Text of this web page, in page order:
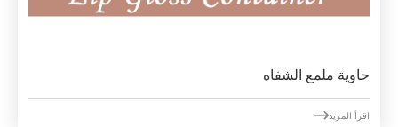
حاوية ملمع الشفاه
اقرأ المزيد